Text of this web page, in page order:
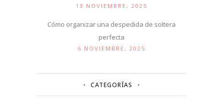
13 NOVIEMBRE, 2025
Cómo organizar una despedida de soltera
perfecta
6 NOVIEMBRE, 2025
CATEGORÍAS